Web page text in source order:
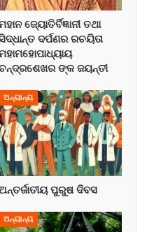
ଜ୍ୟୋତିର୍ବିଜ୍ଞାନୀ ତଥା
ଦର୍ପଣର ରଚୟିତା
ଙ୍କ ଜୟନ୍ତୀ
ଅନ୍ୟାନ୍ୟ
ପୁରୁଷ ଦିବସ
ଅନ୍ୟାନ୍ୟ